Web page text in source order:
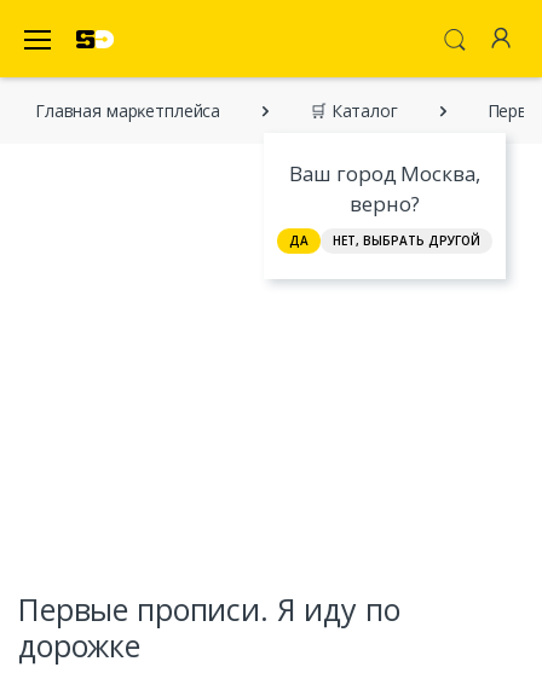
Ваш город Москва,
верно?
ДА НЕТ, ВЫБРАТЬ ДРУГОЙ
Главная марĸетплейса 🛒 Каталог
Первые прописи. Я иду по
дорожке